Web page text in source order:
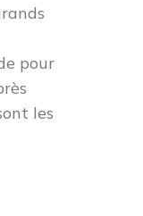
pour
les